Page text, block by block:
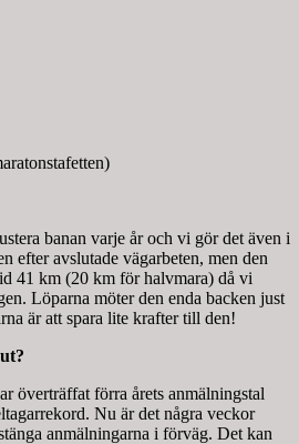
banan varje år och vi gör det även i
efter avslutade vägarbeten, men den
41 km (20 km för halvmara) då vi
Löparna möter den enda backen just
är att spara lite krafter till den!
överträffat förra årets anmälningstal
Nu är det några veckor
anmälningarna i förväg. Det kan